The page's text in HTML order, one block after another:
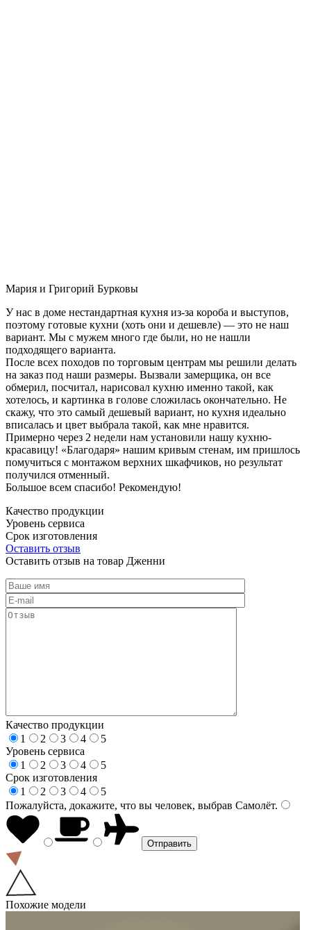
Мария и Григорий Бурковы
У нас в доме нестандартная кухня из-за короба и выступов,
поэтому готовые кухни (хоть они и дешевле) — это не наш
вариант. Мы с мужем много где были, но не нашли
подходящего варианта.
После всех походов по торговым центрам мы решили делать
на заказ под наши размеры. Вызвали замерщика, он все
обмерил, посчитал, нарисовал кухню именно такой, как
хотелось, и картинка в голове сложилась окончательно. Не
скажу, что это самый дешевый вариант, но кухня идеально
вписалась и цвет выбрала такой, как мне нравится.
Примерно через 2 недели нам установили нашу кухню-
красавицу! «Благодаря» нашим кривым стенам, им пришлось
помучиться с монтажом верхних шкафчиков, но результат
получился отменный.
Большое всем спасибо! Рекомендую!
Качество продукции
Уровень сервиса
Срок изготовления
Оставить отзыв
Оставить отзыв на товар Дженни
Качество продукции
1
2 3 4
5
Уровень сервиса
1
2 3 4
5
Срок изготовления
1
2 3 4
5
Пожалуйста, докажите, что вы человек, выбрав Самолёт.
Похожие модели